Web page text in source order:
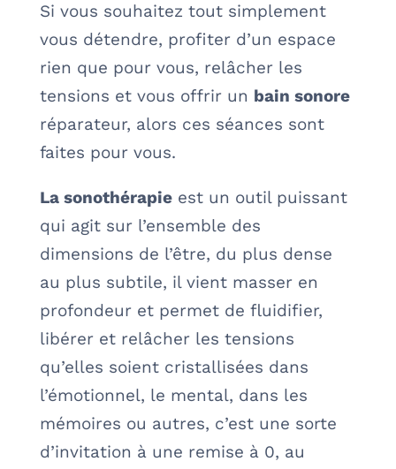
Si vous souhaitez tout simplement
vous détendre, profiter d’un espace
rien que pour vous, relâcher les
tensions et vous offrir un bain sonore
réparateur, alors ces séances sont
faites pour vous.
La sonothérapieest un outil puissant
qui agit sur l’ensemble des
dimensions de l’être, du plus dense
au plus subtile, il vient masser en
profondeur et permet de fluidifier,
libérer et relâcher les tensions
qu’elles soient cristallisées dans
l’émotionnel, le mental, dans les
mémoires ou autres, c’est une sorte
d’invitation à une remise à 0, au